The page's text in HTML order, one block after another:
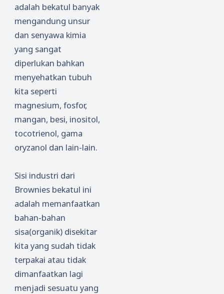
adalah bekatul banyak
mengandung unsur
dan senyawa kimia
yang sangat
diperlukan bahkan
menyehatkan tubuh
kita seperti
magnesium, fosfor,
mangan, besi, inositol,
tocotrienol, gama
oryzanol dan lain-lain.
Sisi industri dari
Brownies bekatul ini
adalah memanfaatkan
bahan-bahan
sisa(organik) disekitar
kita yang sudah tidak
terpakai atau tidak
dimanfaatkan lagi
menjadi sesuatu yang